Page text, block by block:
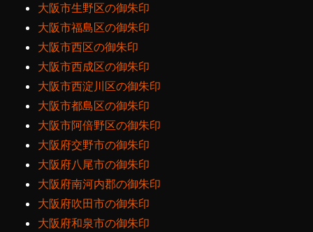
大阪市生野区の御朱印
大阪市福島区の御朱印
大阪市西区の御朱印
大阪市西成区の御朱印
大阪市西淀川区の御朱印
大阪市都島区の御朱印
大阪市阿倍野区の御朱印
大阪府交野市の御朱印
大阪府八尾市の御朱印
大阪府南河内郡の御朱印
大阪府吹田市の御朱印
大阪府和泉市の御朱印